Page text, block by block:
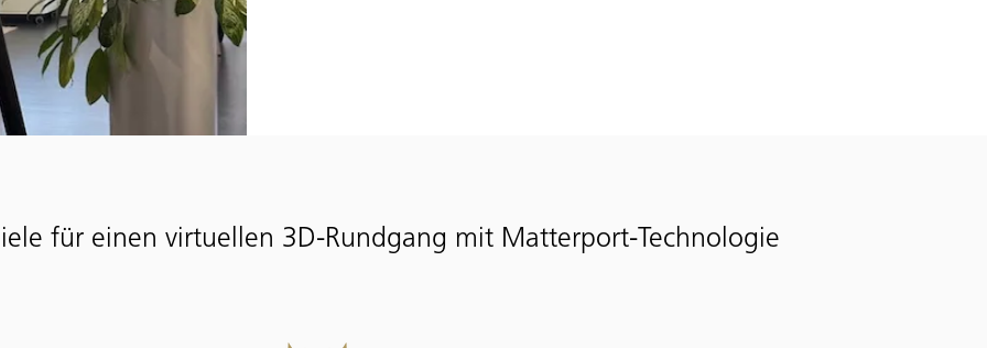
für einen virtuellen 3D-Rundgang mit Matterport-Technologie